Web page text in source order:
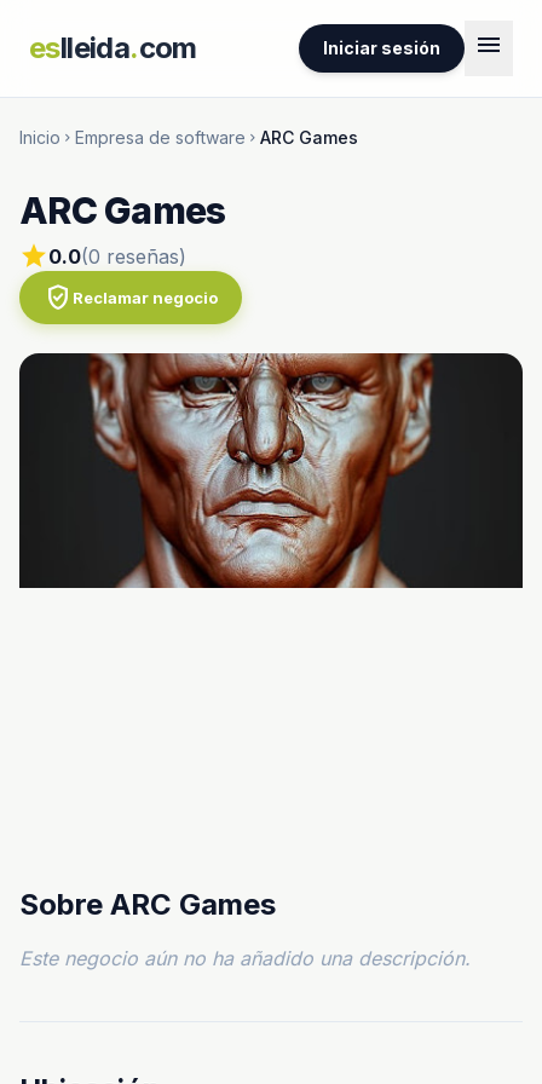
eslleida.com Iniciar sesión menu
Inicio chevron_right Empresa de software chevron_right ARC Games
ARC Games
star0.0(0 reseñas)
verified_user Reclamar negocio
Sobre ARC Games
Este negocio aún no ha añadido una descripción.